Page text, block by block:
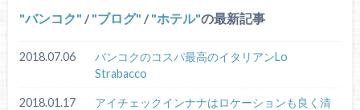
バンコク / ブログ / ホテル の最新記事
2018.07.06
バンコクのコスパ最高のイタリアンLo
Strabacco
2018.01.17
アイチェックインナナはロケーションも良く清